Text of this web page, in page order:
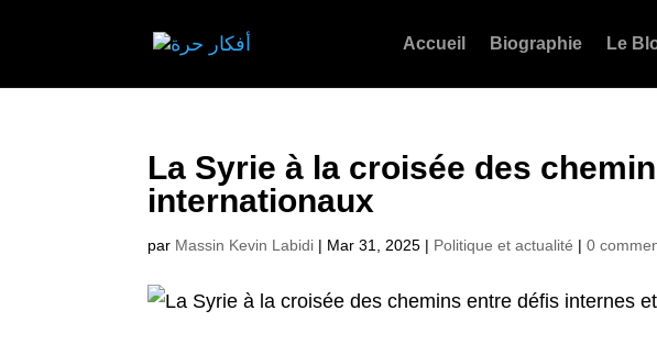
Accueil Biographie Le
La Syrie à la croisée des
internationaux
par Massin Kevin Labidi | Mar 31, 2025 | Politique et actualité |0